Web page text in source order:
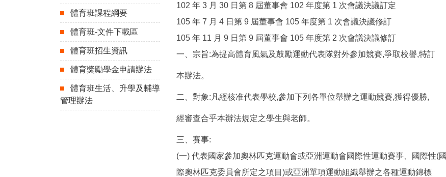
體育班課程綱要
體育班-文件下載區
體育班招生資訊
體育獎勵學金申請辦法
體育班生活、升學及輔導
管理辦法
102 年 3 月 30 日第 8 屆董事會 102 年度第 1 次會議決議訂定
105 年 7 月 4 日第 9 屆董事會 105 年度第 1 次會議決議修訂
105 年 11 月 9 日第 9 屆董事會 105 年度第 2 次會議決議修訂
一、宗旨:為提高體育風氣及鼓勵運動代表隊對外參加競賽,爭取校譽,特訂
本辦法。
二、對象:凡經核准代表學校,參加下列各單位舉辦之運動競賽,獲得優勝,
經審查合乎本辦法規定之學生與老師。
三、賽事:
(一) 代表國家參加奧林匹克運動會或亞洲運動會國際性運動賽事、國際性(國
際奧林匹克委員會所定之項目)或亞洲單項運動組織舉辦之各種運動錦標